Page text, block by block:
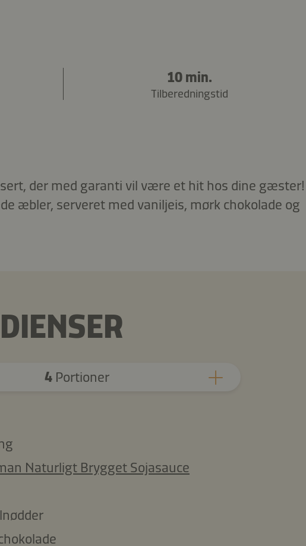
10 min.
Tilberedningstid
der med garanti vil være et hit hos dine gæster!
æbler, serveret med vaniljeis, mørk chokolade og
4 Portioner
Naturligt Brygget Sojasauce